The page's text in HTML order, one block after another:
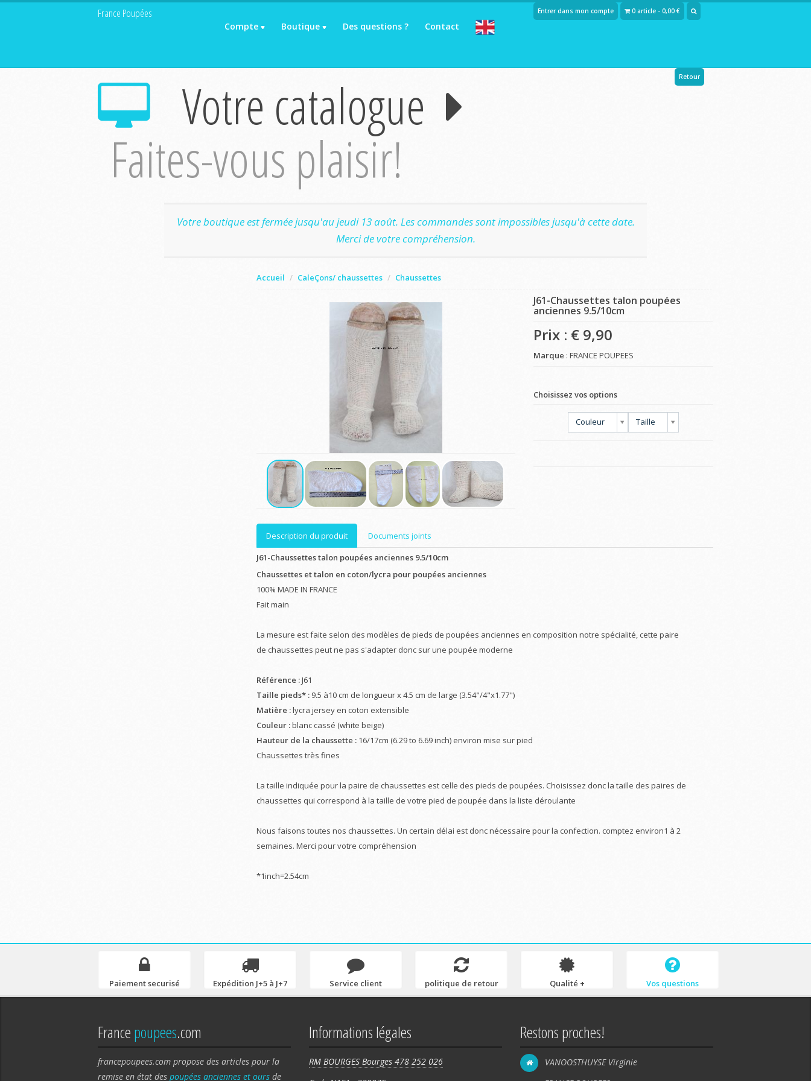
France Poupées
Compte Boutique Des questions ? Contact
Entrer dans mon compte 0 article - 0,00 €
Votre catalogue
Faites-vous plaisir!
Retour
Votre boutique est fermée jusqu'au jeudi 13 août. Les commandes sont impossibles jusqu'à cette date.
Merci de votre compréhension.
Accueil CaleÇons/ chaussettes Chaussettes
J61-Chaussettes talon poupées
anciennes 9.5/10cm
Prix : € 9,90
Marque : FRANCE POUPEES
Choisissez vos options
Couleur Taille
Description du produit
Documents joints
J61-Chaussettes talon poupées anciennes 9.5/10cm
Chaussettes et talon en coton/lycra pour poupées anciennes
100% MADE IN FRANCE
Fait main
La mesure est faite selon des modèles de pieds de poupées anciennes en composition notre spécialité, cette paire
de chaussettes peut ne pas s'adapter donc sur une poupée moderne
Référence :J61
Taille pieds* :9.5 à10 cm de longueur x 4.5 cm de large (3.54"/4"x1.77")
Matière :lycra jersey en coton extensible
Couleur :blanc cassé (white beige)
Hauteur de la chaussette :16/17cm (6.29 to 6.69 inch) environ mise sur pied
Chaussettes très fines
La taille indiquée pour la paire de chaussettes est celle des pieds de poupées. Choisissez donc la taille des paires de
chaussettes qui correspond à la taille de votre pied de poupée dans la liste déroulante
Nous faisons toutes nos chaussettes. Un certain délai est donc nécessaire pour la confection. comptez environ1 à 2
semaines. Merci pour votre compréhension
*1inch=2.54cm
Paiement securisé Expédition J+5 à J+7 Service client politique de retour Qualité + Vos questions
Francepoupees.com
francepoupees.com propose des articles pour la
remise en état des poupées anciennes et ours de
Informations légales
RM BOURGES Bourges 478 252 026
Restons proches!
VANOOSTHUYSE Virginie